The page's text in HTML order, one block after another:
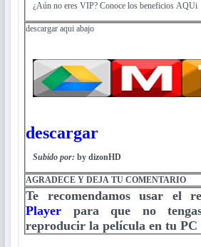
¿Aún no eres VIP? Conoce los beneficios AQUi
descargar aqui abajo
descargar
Subido por: by dizonHD
AGRADECE Y DEJA TU COMENTARIO
Te recomendamos usar el
Player para que no
reproducir la película en tu PC